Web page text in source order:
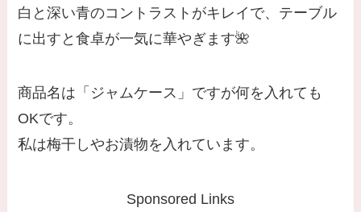
白と深い青のコントラストがキレイで、テーブル
に出すと食卓が一気に華やぎます🌺
商品名は「ジャムケース」ですが何を入れても
OKです。
私は梅干しやお漬物を入れています。
Sponsored Links